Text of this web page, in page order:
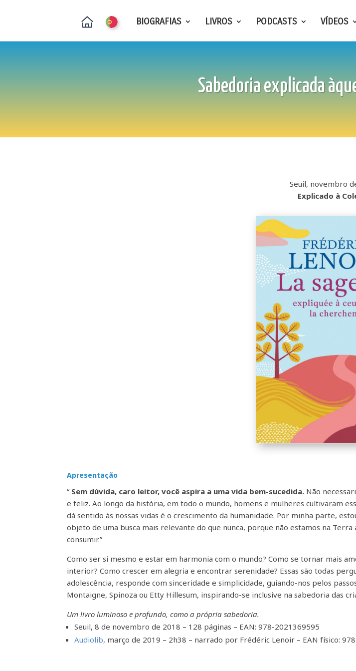
BIOGRAFIAS LIVROS PODCASTS VÍDEOS
Sabedoria explicada
Seuil, novembro
Explicado à
Apresentação
“ Sem dúvida, caro leitor, você aspira a uma vida bem-sucedida. Não
e feliz. Ao longo da história, em todo o mundo, homens e mulheres cultivaram
dá sentido às nossas vidas é o crescimento da humanidade. Por minha parte,
objeto de uma busca mais relevante do que nunca, porque não estamos na
consumir.”
Como ser si mesmo e estar em harmonia com o mundo? Como se tornar mais
interior? Como crescer em alegria e encontrar serenidade? Essas são todas
adolescência, responde com sinceridade e simplicidade, guiando-nos pelos
Montaigne, Spinoza ou Etty Hillesum, inspirando-se inclusive na sabedoria das
Um livro luminoso e profundo, como a própria sabedoria.
Seuil, 8 de novembro de 2018 – 128 páginas – EAN:978-2021369595
Audiolib, março de 2019 – 2h38 – narrado por Frédéric Lenoir – EAN físico: